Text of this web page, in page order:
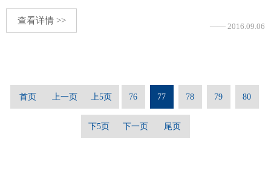
查看详情 >>
—— 2016.09.06
首页 上一页 上5页 76 77 78 79 80
下5页 下一页 尾页